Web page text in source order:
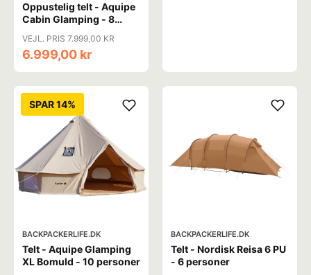
Oppustelig telt - Aquipe
Cabin Glamping - 8
VEJL. PRIS 7.999,00 KR
6.999,00 kr
SPAR 14%
BACKPACKERLIFE.DK
Telt - Aquipe Glamping
XL Bomuld - 10 personer
BACKPACKERLIFE.DK
Telt - Nordisk Reisa 6 PU
- 6 personer